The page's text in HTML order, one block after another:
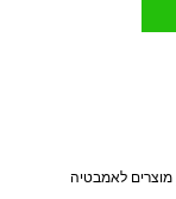
מוצרים לאמבטיה